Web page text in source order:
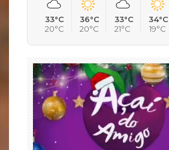
33°C
20°C
36°C
20°C
33°C
21°C
34°C
19°C